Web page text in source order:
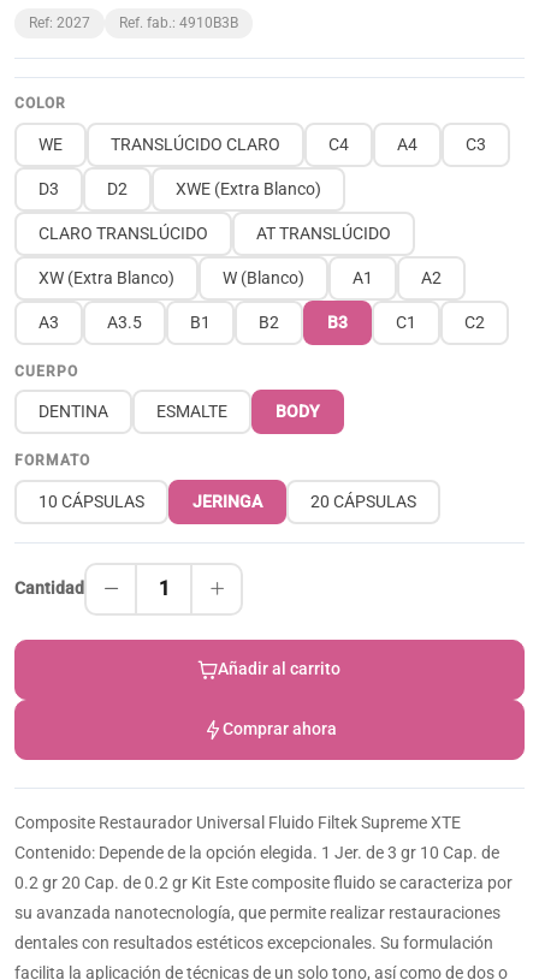
Ref: 2027 Ref. fab.: 4910B3B
COLOR
WE TRANSLÚCIDO CLARO C4 A4 C3
D3 D2 XWE (Extra Blanco)
CLARO TRANSLÚCIDO AT TRANSLÚCIDO
XW (Extra Blanco) W (Blanco) A1 A2
A3 A3.5 B1 B2 B3 C1 C2
CUERPO
DENTINA ESMALTE BODY
FORMATO
10 CÁPSULAS JERINGA 20 CÁPSULAS
Cantidad 1
Añadir al carrito
Comprar ahora
Composite Restaurador Universal Fluido Filtek Supreme XTE
Contenido: Depende de la opción elegida. 1 Jer. de 3 gr 10 Cap. de
0.2 gr 20 Cap. de 0.2 gr Kit Este composite fluido se caracteriza por
su avanzada nanotecnología, que permite realizar restauraciones
dentales con resultados estéticos excepcionales. Su formulación
facilita la aplicación de técnicas de un solo tono, así como de dos o